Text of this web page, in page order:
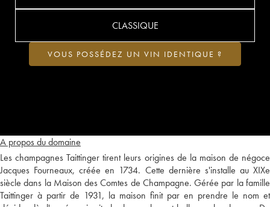
A propos du domaine
Les champagnes Taittinger tirent leurs origines de la maison de négoce
Jacques Fourneaux, créée en 1734. Cette dernière s'installe au XIXe
siècle dans la Maison des Comtes de Champagne. Gérée par la famille
Taittinger à partir de 1931, la maison finit par en prendre le nom et
CLASSIQUE
VOUS POSSÉDEZ UN VIN IDENTIQUE ?